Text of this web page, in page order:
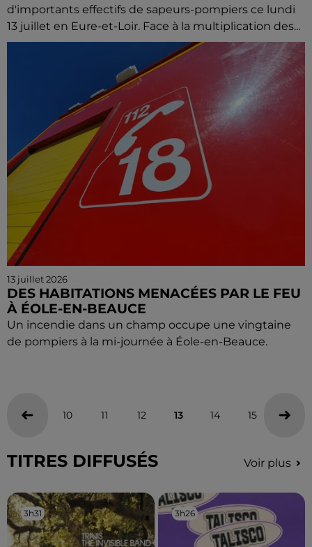
d'importants effectifs de sapeurs-pompiers ce lundi
13 juillet en Eure-et-Loir. Face à la multiplication des...
13 juillet 2026
DES HABITATIONS MENACÉES PAR LE FEU
À ÉOLE-EN-BEAUCE
Un incendie dans un champ occupe une vingtaine
de pompiers à la mi-journée à Éole-en-Beauce.
10 11 12 13 14 15 16
TITRES DIFFUSÉS Voir plus
3h31
3h31 3h26
3h26